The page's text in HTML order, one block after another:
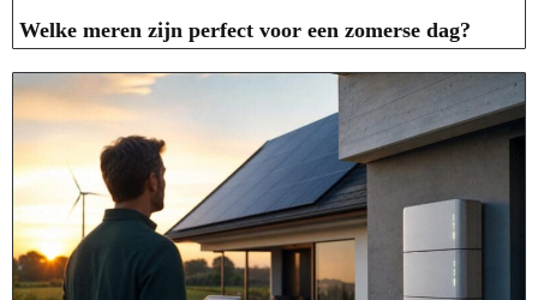
Welke meren zijn perfect voor een zomerse dag?